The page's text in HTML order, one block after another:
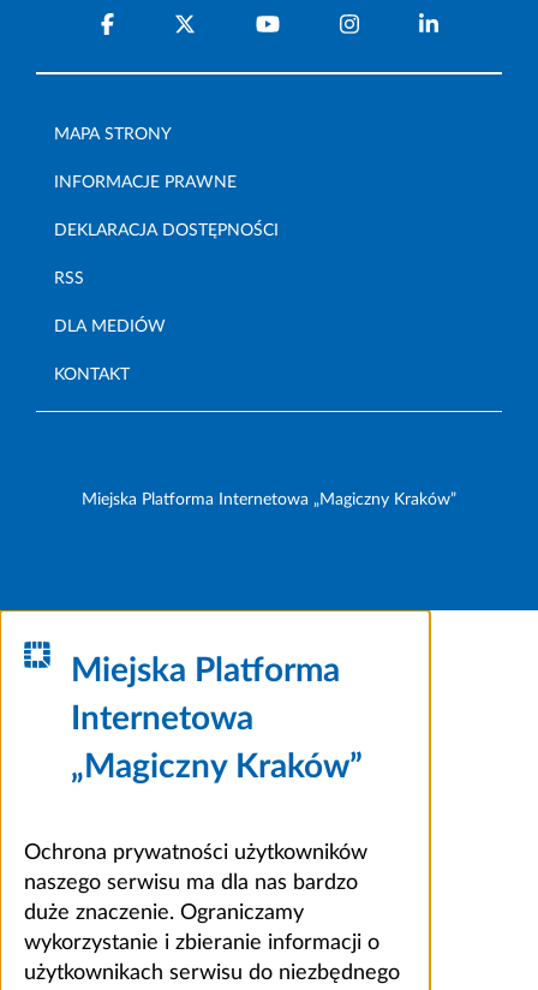
MAPA STRONY
INFORMACJE PRAWNE
DEKLARACJA DOSTĘPNOŚCI
RSS
DLA MEDIÓW
KONTAKT
Miejska Platforma Internetowa „Magiczny Kraków”
Miejska Platforma
Internetowa
„Magiczny Kraków”
Ochrona prywatności użytkowników
naszego serwisu ma dla nas bardzo
duże znaczenie. Ograniczamy
wykorzystanie i zbieranie informacji o
użytkownikach serwisu do niezbędnego